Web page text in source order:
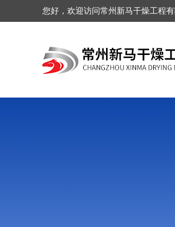
您好，欢迎访问常州新马干燥工程有